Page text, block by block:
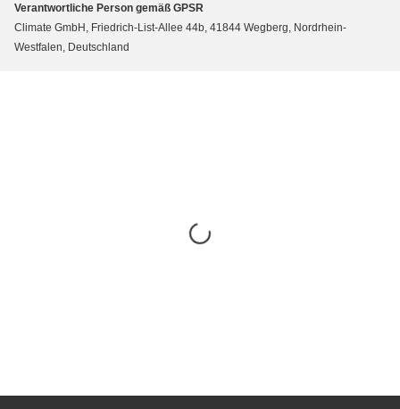
Verantwortliche Person gemäß GPSR
Climate GmbH, Friedrich-List-Allee 44b, 41844 Wegberg, Nordrhein-
Westfalen, Deutschland